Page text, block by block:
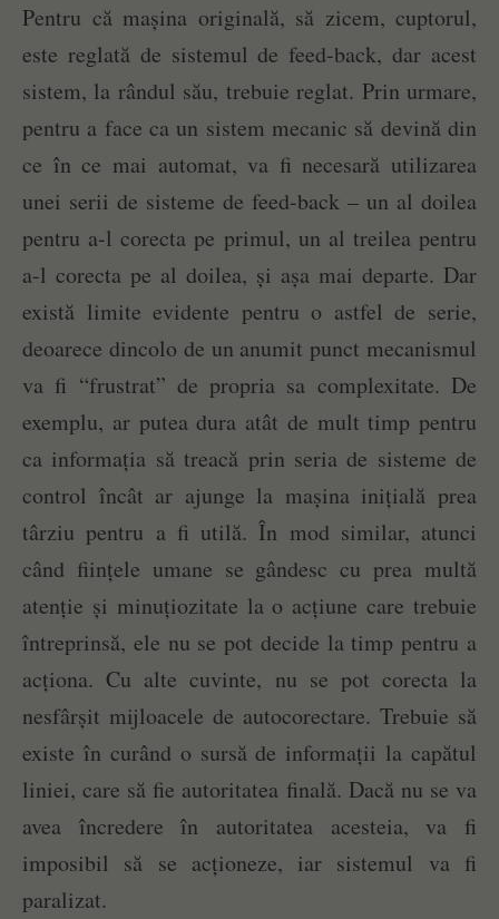
Pentru că mașina originală, să zicem, cuptorul,
este reglată de sistemul de feed-back, dar acest
sistem, la rândul său, trebuie reglat. Prin urmare,
pentru a face ca un sistem mecanic să devină din
ce în ce mai automat, va fi necesară utilizarea
unei serii de sisteme de feed-back – un al doilea
pentru a-l corecta pe primul, un al treilea pentru
a-l corecta pe al doilea, și așa mai departe. Dar
există limite evidente pentru o astfel de serie,
deoarece dincolo de un anumit punct mecanismul
va fi “frustrat” de propria sa complexitate. De
exemplu, ar putea dura atât de mult timp pentru
ca informația să treacă prin seria de sisteme de
control încât ar ajunge la mașina inițială prea
târziu pentru a fi utilă. În mod similar, atunci
când ființele umane se gândesc cu prea multă
atenție și minuțiozitate la o acțiune care trebuie
întreprinsă, ele nu se pot decide la timp pentru a
acționa. Cu alte cuvinte, nu se pot corecta la
nesfârșit mijloacele de autocorectare. Trebuie să
existe în curând o sursă de informații la capătul
liniei, care să fie autoritatea finală. Dacă nu se va
avea încredere în autoritatea acesteia, va fi
imposibil să se acționeze, iar sistemul va fi
paralizat.